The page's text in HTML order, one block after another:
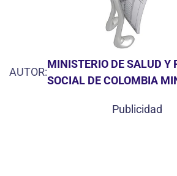
AUTOR:
MINISTERIO DE SALUD Y
SOCIAL DE COLOMBIA
Publicidad